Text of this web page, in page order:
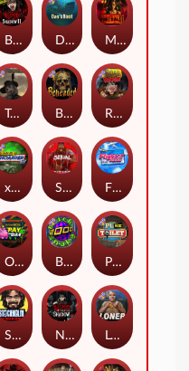
Nexus Blood & Shadow
Mental 2
Blood & Shadow 2
Stockholm Syndrome
Beheaded
Loner
Tombstone RIP
Outsourced: Payday
Das xBoot
Road Rage
Brick Snake 2000
Flight Mode
Serial
Punk Toilet
xWays Hoarder xSplit